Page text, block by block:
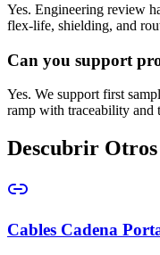
Yes. Engineering review
flex-life, shielding, and
Can you support
Yes. We support first
ramp with traceability and
Descubrir
Cables Cadena